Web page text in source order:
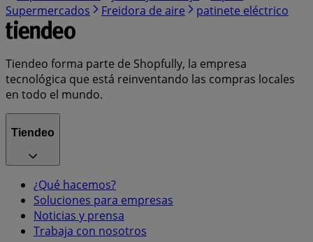
Supermercados
Freidora de aire patinete eléctrico
Tiendeo forma parte de Shopfully, la empresa
tecnológica que está reinventando las compras locales
en todo el mundo.
Tiendeo
¿Qué hacemos?
Soluciones para empresas
Noticias y prensa
Trabaja con nosotros